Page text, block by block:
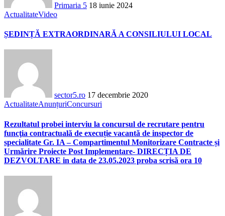
Primaria 5 18 iunie 2024
ActualitateVideo
ȘEDINȚĂ EXTRAORDINARĂ A CONSILIULUI LOCAL
sector5.ro 17 decembrie 2020
ActualitateAnunțuriConcursuri
Rezultatul probei interviu la concursul de recrutare pentru
funcţia contractuală de execuție vacantă de inspector de
specialitate Gr. IA – Compartimentul Monitorizare Contracte și
Urmărire Proiecte Post Implementare- DIRECȚIA DE
DEZVOLTARE in data de 23.05.2023 proba scrisă ora 10